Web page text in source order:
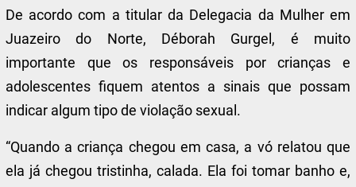
De acordo com a titular da Delegacia da Mulher em
Juazeiro do Norte, Déborah Gurgel, é muito
importante que os responsáveis por crianças e
adolescentes fiquem atentos a sinais que possam
indicar algum tipo de violação sexual.
“Quando a criança chegou em casa, a vó relatou que
ela já chegou tristinha, calada. Ela foi tomar banho e,